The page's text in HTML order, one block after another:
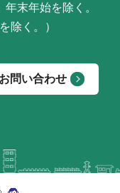
末年始を除く。
除く。）
お問い合わせ